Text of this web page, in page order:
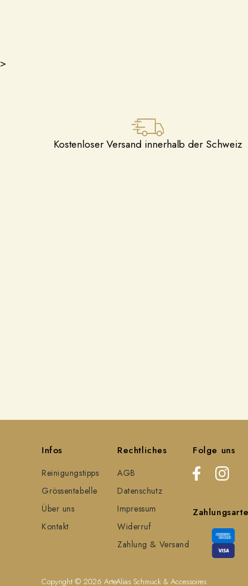
>
Kostenloser Versand innerhalb der Schweiz
Infos
Reinigungstipps
Grössentabelle
Über uns
Kontakt
Rechtliches
AGB
Datenschutz
Impressum
Widerruf
Zahlung & Versand
Folge uns
Copyright © 2026ArteAlias Schmuck & Accessoires